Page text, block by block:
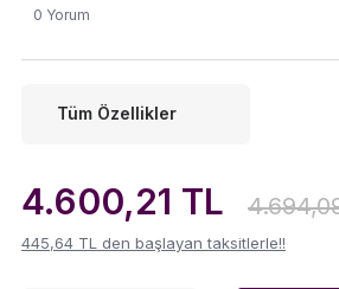
0 Yorum
Tüm Özellikler
4.600,21 TL
445,64 TL den başlayan taksitlerle!!